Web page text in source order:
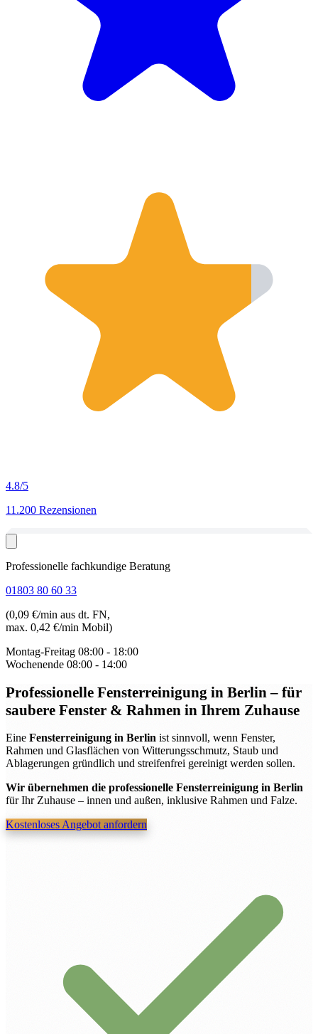
4.8/5
11.200 Rezensionen
Professionelle fachkundige Beratung
01803 80 60 33
(0,09 €/min aus dt. FN,
max. 0,42 €/min Mobil)
Montag-Freitag 08:00 - 18:00
Wochenende 08:00 - 14:00
Professionelle Fensterreinigung in Berlin– für
saubere Fenster & Rahmen in Ihrem Zuhause
Eine Fensterreinigung in Berlin ist sinnvoll, wenn Fenster,
Rahmen und Glasflächen von Witterungsschmutz, Staub und
Ablagerungen gründlich und streifenfrei gereinigt werden sollen.
Wir übernehmen die professionelle Fensterreinigung in Berlin
für Ihr Zuhause – innen und außen, inklusive Rahmen und Falze.
Kostenloses Angebot anfordern